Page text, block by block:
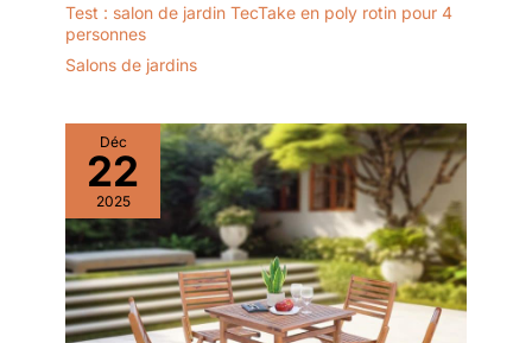
Test : salon de jardin TecTake en poly rotin pour 4
personnes
Salons de jardins
Déc
22
2025